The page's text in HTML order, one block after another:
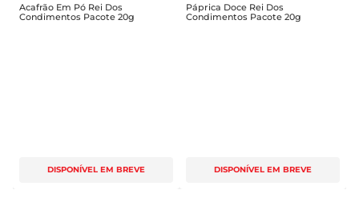
Acafrão Em Pó Rei Dos
Condimentos Pacote 20g
DISPONÍVEL EM BREVE
Páprica Doce Rei Dos
Condimentos Pacote 20g
DISPONÍVEL EM BREVE